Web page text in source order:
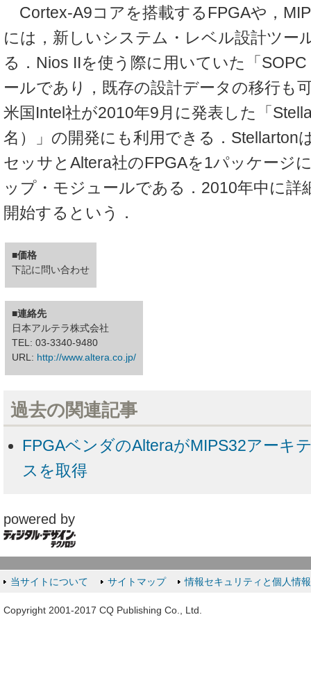
Cortex-A9コアを搭載するFPGAや，
には，新しいシステム・レベル設計ツー
る．Nios IIを使う際に用いていた「
ールであり，既存の設計データの移行も
米国Intel社が2010年9月に発表した「
名）」の開発にも利用できる．Stellarton
セッサとAltera社のFPGAを1パッケージ
ップ・モジュールである．2010年中に詳
開始するという．
■価格
下記に問い合わせ
■連絡先
日本アルテラ株式会社
TEL: 03-3340-9480
URL: http://www.altera.co.jp/
過去の関連記事
FPGAベンダのAlteraがMIPS32アーキ
スを取得
powered by
当サイトについて サイトマップ 情報セキュリティと個人情
Copyright 2001-2017 CQ Publishing Co., Ltd.